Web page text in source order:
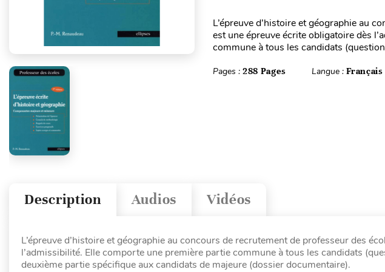
L’épreuve d’histoire et géographie au
est une épreuve écrite obligatoire dès
commune à tous les candidats
Pages : 288 Pages Langue :Français
Vidéos
Audios
Description
L’épreuve d’histoire et géographie au concours de recrutement de professeur des
l’admissibilité. Elle comporte une première partie commune à tous les candidats
deuxième partie spécifique aux candidats de majeure (dossier documentaire).